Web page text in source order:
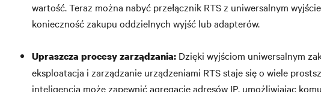
wartość. Teraz można nabyć przełącznik RTS z uniwersalnym
konieczność zakupu oddzielnych wyjść lub adapterów.
Upraszcza procesy zarządzania: Dzięki wyjściom uniwersalnym
eksploatacja i zarządzanie urządzeniami RTS staje się o wiele
inteligencją może zapewnić agregację adresów IP, umożliwiając